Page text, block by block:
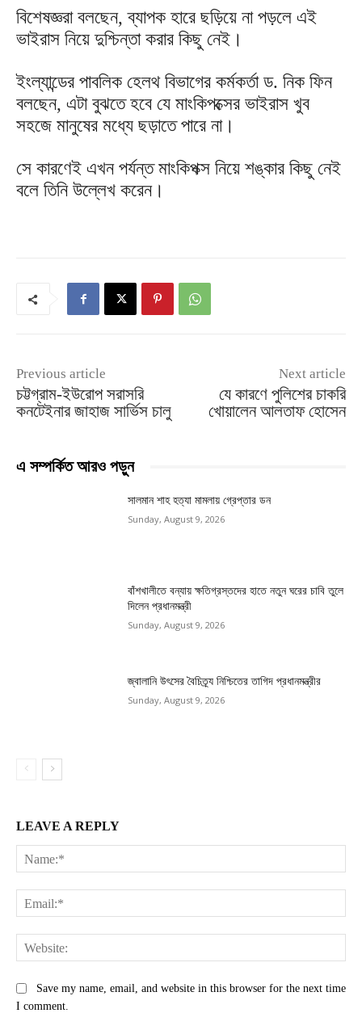
বিশেষজ্ঞরা বলছেন, ব্যাপক হারে ছড়িয়ে না পড়লে এই
ভাইরাস নিয়ে দুশ্চিন্তা করার কিছু নেই।
ইংল্যান্ডের পাবলিক হেলথ বিভাগের কর্মকর্তা ড. নিক ফিন
বলছেন, এটা বুঝতে হবে যে মাংকিপক্সের ভাইরাস খুব
সহজে মানুষের মধ্যে ছড়াতে পারে না।
সে কারণেই এখন পর্যন্ত মাংকিপক্স নিয়ে শঙ্কার কিছু নেই
বলে তিনি উল্লেখ করেন।
Previous article
চট্টগ্রাম-ইউরোপ সরাসরি
কনটেইনার জাহাজ সার্ভিস চালু
Next article
যে কারণে পুলিশের চাকরি
খোয়ালেন আলতাফ হোসেন
এ সম্পর্কিত আরও পড়ুন
সালমান শাহ হত্যা মামলায় গ্রেপ্তার ডন
Sunday, August 9, 2026
বাঁশখালীতে বন্যায় ক্ষতিগ্রস্তদের হাতে নতুন ঘরের চাবি তুলে
দিলেন প্রধানমন্ত্রী
Sunday, August 9, 2026
জ্বালানি উৎসের বৈচিত্র্য নিশ্চিতের তাগিদ প্রধানমন্ত্রীর
Sunday, August 9, 2026
LEAVE A REPLY
Save my name, email, and website in this browser for the next time
I comment.